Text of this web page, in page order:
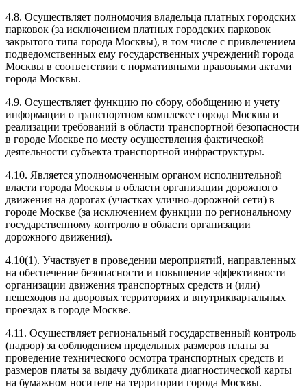
4.8. Осуществляет полномочия владельца платных городских
парковок (за исключением платных городских парковок
закрытого типа города Москвы), в том числе с привлечением
подведомственных ему государственных учреждений города
Москвы в соответствии с нормативными правовыми актами
города Москвы.
4.9. Осуществляет функцию по сбору, обобщению и учету
информации о транспортном комплексе города Москвы и
реализации требований в области транспортной безопасности
в городе Москве по месту осуществления фактической
деятельности субъекта транспортной инфраструктуры.
4.10. Является уполномоченным органом исполнительной
власти города Москвы в области организации дорожного
движения на дорогах (участках улично-дорожной сети) в
городе Москве (за исключением функции по региональному
государственному контролю в области организации
дорожного движения).
4.10(1). Участвует в проведении мероприятий, направленных
на обеспечение безопасности и повышение эффективности
организации движения транспортных средств и (или)
пешеходов на дворовых территориях и внутриквартальных
проездах в городе Москве.
4.11. Осуществляет региональный государственный контроль
(надзор) за соблюдением предельных размеров платы за
проведение технического осмотра транспортных средств и
размеров платы за выдачу дубликата диагностической карты
на бумажном носителе на территории города Москвы.